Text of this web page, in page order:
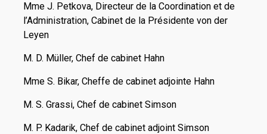
Mme J. Petkova, Directeur de la Coordination et de
l’Administration, Cabinet de la Présidente von der
Leyen
M. D. Müller, Chef de cabinet Hahn
Mme S. Bikar, Cheffe de cabinet adjointe Hahn
M. S. Grassi, Chef de cabinet Simson
M. P. Kadarik, Chef de cabinet adjoint Simson